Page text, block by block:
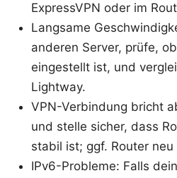
ExpressVPN oder im
Langsame
anderen Server, prüfe,
eingestellt ist, und
Lightway.
VPN-Verbindung bricht
und stelle sicher, dass
stabil ist; ggf. Router
IPv6-Probleme: Falls